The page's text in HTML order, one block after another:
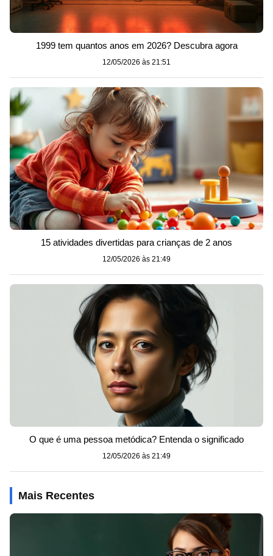
1999 tem quantos anos em 2026? Descubra agora
12/05/2026 às 21:51
15 atividades divertidas para crianças de 2 anos
12/05/2026 às 21:49
O que é uma pessoa metódica? Entenda o significado
12/05/2026 às 21:49
Mais Recentes